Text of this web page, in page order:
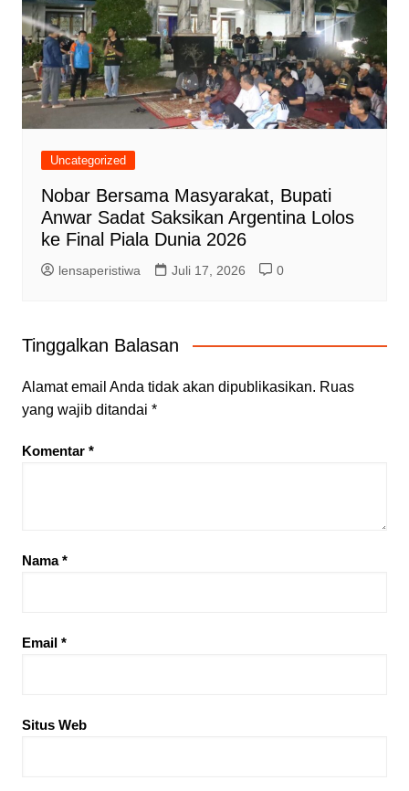
Uncategorized
Nobar Bersama Masyarakat, Bupati
Anwar Sadat Saksikan Argentina Lolos
ke Final Piala Dunia 2026
lensaperistiwa Juli 17, 2026 0
Tinggalkan Balasan
Alamat email Anda tidak akan dipublikasikan. Ruas
yang wajib ditandai *
Komentar *
Nama*
Email *
Situs Web